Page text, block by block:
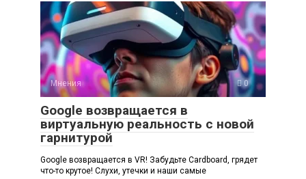
Мнения 0
Google возвращается в
виртуальную реальность с новой
гарнитурой
Google возвращается в VR! Забудьте Cardboard, грядет
что-то крутое! Слухи, утечки и наши самые